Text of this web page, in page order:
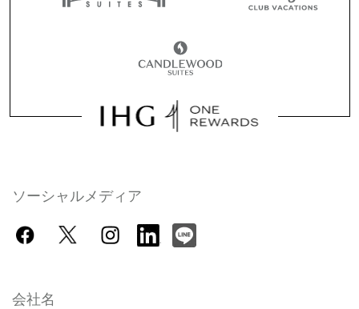
ソーシャルメディア
会社名